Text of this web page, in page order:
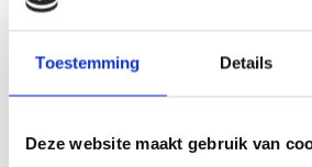
Toestemming Details
Deze website maakt gebruik van
(max. €5.495,- bruto per
reiskostenvergoeding conform
kilometer